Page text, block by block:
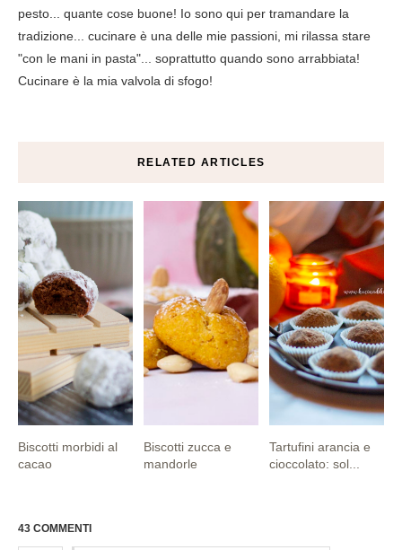
pesto... quante cose buone! Io sono qui per tramandare la
tradizione... cucinare è una delle mie passioni, mi rilassa stare
"con le mani in pasta"... soprattutto quando sono arrabbiata!
Cucinare è la mia valvola di sfogo!
RELATED ARTICLES
Biscotti morbidi al
cacao
Biscotti zucca e
mandorle
Tartufini arancia e
cioccolato: sol...
43 COMMENTI